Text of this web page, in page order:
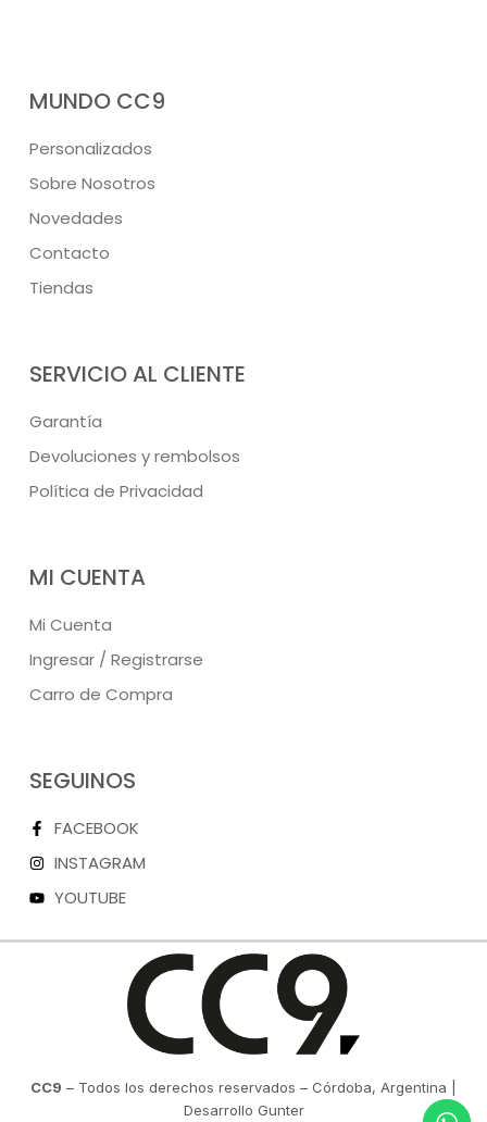
MUNDO CC9
Personalizados
Sobre Nosotros
Novedades
Contacto
Tiendas
SERVICIO AL CLIENTE
Garantía
Devoluciones y rembolsos
Política de Privacidad
MI CUENTA
Mi Cuenta
Ingresar / Registrarse
Carro de Compra
SEGUINOS
FACEBOOK
INSTAGRAM
YOUTUBE
CC9 – Todos los derechos reservados – Córdoba, Argentina |
Desarrollo Gunter